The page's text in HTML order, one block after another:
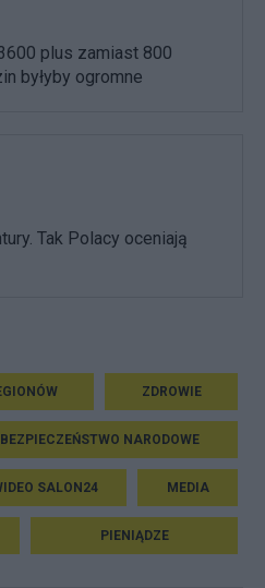
plus zamiast 800
byłyby ogromne
Tak Polacy oceniają
ZDROWIE
BEZPIECZEŃSTWO NARODOWE
SALON24 MEDIA
PIENIĄDZE